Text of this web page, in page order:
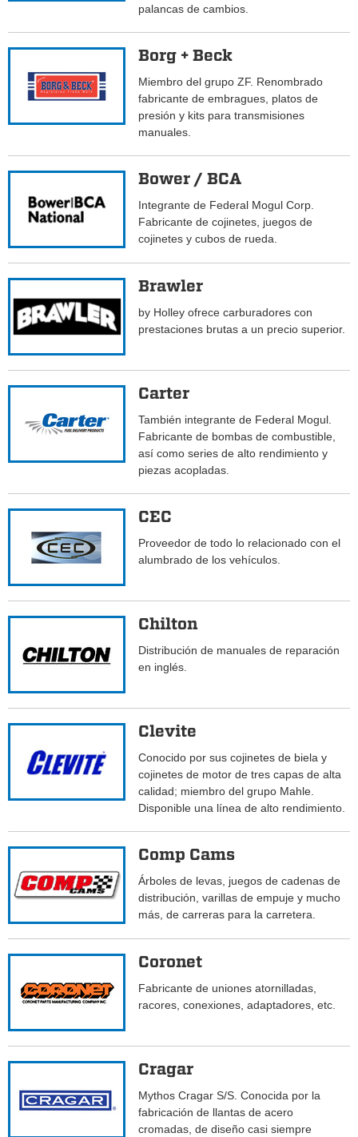
palancas de cambios.
Borg + Beck
Miembro del grupo ZF. Renombrado
fabricante de embragues, platos de
presión y kits para transmisiones
manuales.
Bower / BCA
Integrante de Federal Mogul Corp.
Fabricante de cojinetes, juegos de
cojinetes y cubos de rueda.
Brawler
by Holley ofrece carburadores con
prestaciones brutas a un precio superior.
Carter
También integrante de Federal Mogul.
Fabricante de bombas de combustible,
así como series de alto rendimiento y
piezas acopladas.
CEC
Proveedor de todo lo relacionado con el
alumbrado de los vehículos.
Chilton
Distribución de manuales de reparación
en inglés.
Clevite
Conocido por sus cojinetes de biela y
cojinetes de motor de tres capas de alta
calidad; miembro del grupo Mahle.
Disponible una línea de alto rendimiento.
Comp Cams
Árboles de levas, juegos de cadenas de
distribución, varillas de empuje y mucho
más, de carreras para la carretera.
Coronet
Fabricante de uniones atornilladas,
racores, conexiones, adaptadores, etc.
Cragar
Mythos Cragar S/S. Conocida por la
fabricación de llantas de acero
cromadas, de diseño casi siempre